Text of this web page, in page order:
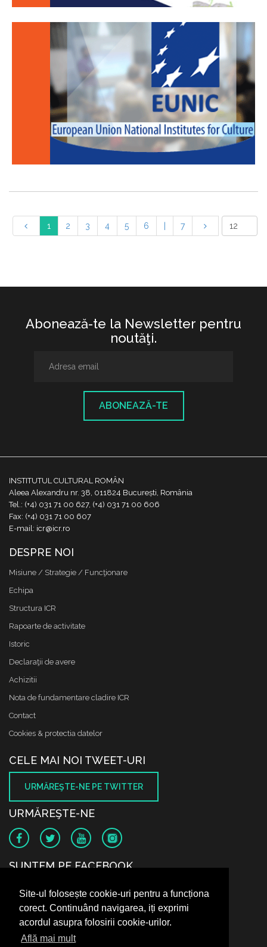
Site-ul folosește cookie-uri pentru a funcționa
corect. Continuând navigarea, iți exprimi
acordul asupra folosirii cookie-urilor.
Află mai mult
1 2 3 4 5 6 7
Abonează-te la Newsletter pentru
noutăţi.
ABONEAZĂ-TE
INSTITUTUL CULTURAL ROMÂN
Aleea Alexandru nr. 38, 011824 București, România
Tel.: (+4) 031 71 00 627, (+4) 031 71 00 606
Fax: (+4) 031 71 00 607
E-mail: icr@icr.ro
DESPRE NOI
Misiune / Strategie / Funcţionare
Echipa
Structura ICR
Rapoarte de activitate
Istoric
Declaraţii de avere
Achizitii
Nota de fundamentare cladire ICR
Contact
Cookies & protectia datelor
CELE MAI NOI TWEET-URI
URMĂREŞTE-NE PE TWITTER
URMĂREŞTE-NE
SUNTEM PE FACEBOOK